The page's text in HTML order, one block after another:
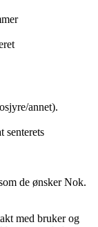
annet).
senterets
de ønsker Nok.
med bruker og